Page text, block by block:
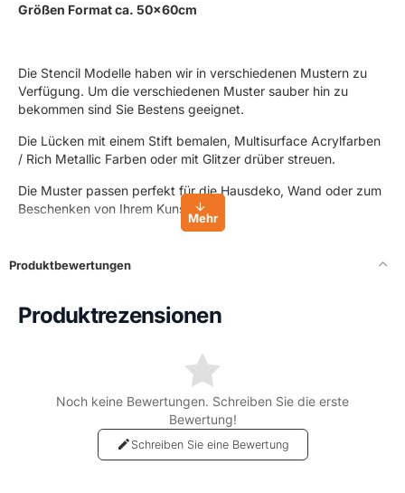
Größen Format ca. 50x60cm
Die Stencil Modelle haben wir in verschiedenen Mustern zu
Verfügung. Um die verschiedenen Muster sauber hin zu
bekommen sind Sie Bestens geeignet.
Die Lücken mit einem Stift bemalen, Multisurface Acrylfarben
/ Rich Metallic Farben oder mit Glitzer drüber streuen.
Die Muster passen perfekt für die Hausdeko, Wand oder zum
Beschenken von Ihrem Kunstwerk.
Sowie mit Fondant, als auch mit Lebensmittelfarbe / -pulver,
Buttercreme und vieles mehr.
Sie müssen einfach die Schablone befestigen und loslegen.
Für eine Saubere Arbeit ist es ideal. Falls Sie die Schablone
können Sie ganz leicht mit einem nassen Pinsel die gefleckten
Stellen säubern.
Stencil Schablonen können für die Raumdeko benutzt werden
( Wände, Möbel, Dekoware ).
Produktbewertungen
Produktrezensionen
Noch keine Bewertungen. Schreiben Sie die erste
Bewertung!
Schreiben Sie eine Bewertung